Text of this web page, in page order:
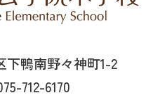
下鴨南野々神町1-2
712-6170